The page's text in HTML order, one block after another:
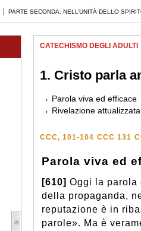
PARTE SECONDA: NELL’UNITÀ DELLO
CATECHISMO DEGLI ADULTI
1. Cristo parla
Parola viva ed efficace
Rivelazione attualizzata
CCC, 101-104 CCC 131
Parola viva ed
[610] Oggi la
della propaganda,
reputazione è in
parole». Ma è